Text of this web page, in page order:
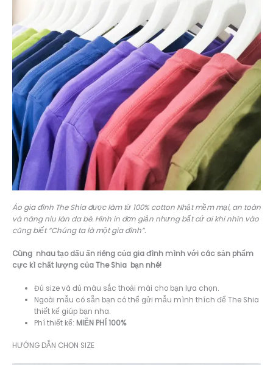
Áo gia đình The Shia được làm từ 100% cotton Nhật mềm mại, an toàn
và nâng niu làn da bé. Hình in đơn giản nhưng bất cứ ai khi nhìn vào
cũng biết “Chúng ta là một gia đình”.
Cùng nhau tạo dấu ấn riêng của gia đình mình với các sản phẩm
cực kì chất lượng của The Shia bạn nhé!
Đủ size và đủ màu sắc thoải mái cho bạn lựa chọn.
Ngoài mẫu có sẵn bạn có thể gửi mẫu mình thích để The Shia
thiết kế giúp bạn nha.
Phí thiết kế: MIỄN PHÍ 100%
HƯỚNG DẪN CHỌN SIZE